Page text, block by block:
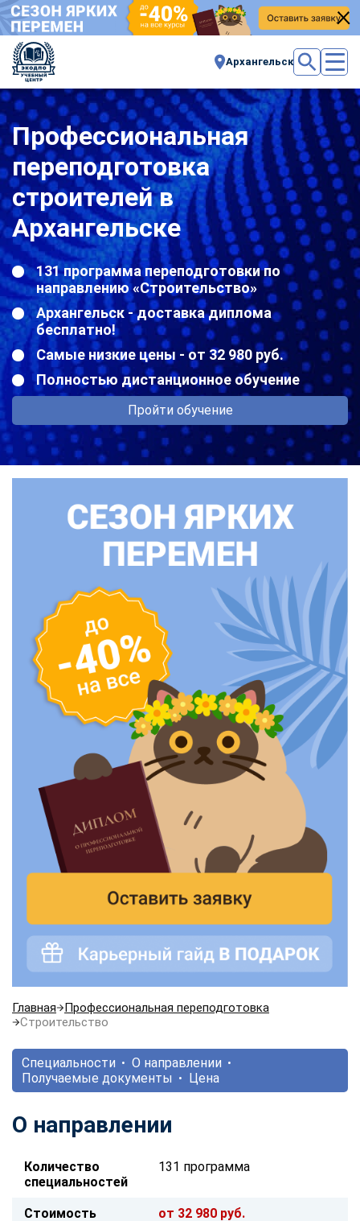
Архангельск
Профессиональная
переподготовка
строителей в
Архангельске
131 программа переподготовки по
направлению «Строительство»
Архангельск - доставка диплома
бесплатно!
Самые низкие цены - от 32 980 руб.
Полностью дистанционное обучение
Пройти обучение
Главная
Профессиональная переподготовка
Строительство
Специальности
О направлении
Получаемые документы
Цена
О направлении
Количество
специальностей
131 программа
Стоимость от 32 980 руб.